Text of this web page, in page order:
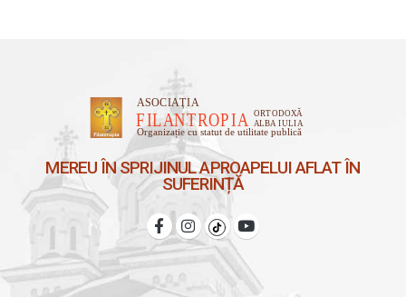
MEREU ÎN SPRIJINUL APROAPELUI AFLAT ÎN
SUFERINȚĂ